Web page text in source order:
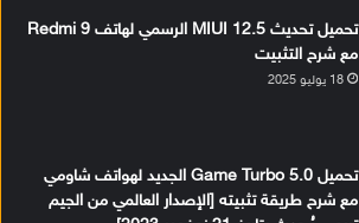
تحميل تحديث MIUI 12.5 الرسمي لهاتف Redmi 9
مع شرح التثبيت
18 يوليو 2025
تحميل Game Turbo 5.0 الجديد لهواتف شاومي
مع شرح طريقة تثبيته [الإصدار العالمي من الجيم